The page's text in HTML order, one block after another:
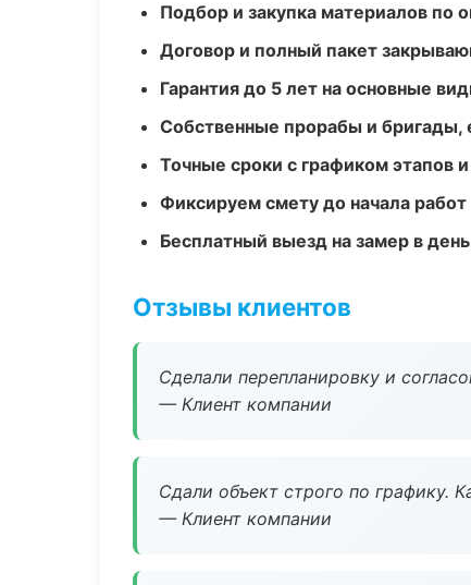
Подбор и закупка материалов по
Договор и полный пакет
Гарантия до 5 лет на основные
Собственные прорабы и
Точные сроки с графиком этапов
Фиксируем смету до начала работ
Бесплатный выезд на замер в
Отзывы клиентов
Сделали перепланировку и
— Клиент компании
Сдали объект строго по графику.
— Клиент компании